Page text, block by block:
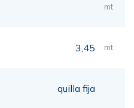
mt
3,45 mt
quilla fija